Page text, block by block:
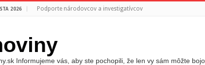
2026 Podporte národovcov a investigatívcov
Informujeme vás, aby ste pochopili, že len vy sám môžte